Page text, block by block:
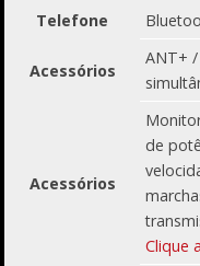
Telefone
Acessórios
ANT+
Acessórios
de
Clique